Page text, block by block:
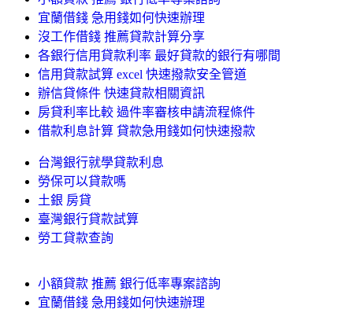
宜蘭借錢 急用錢如何快速辦理
沒工作借錢 推薦貸款計算分享
各銀行信用貸款利率 最好貸款的銀行有哪間
信用貸款試算 excel 快速撥款安全管道
辦信貸條件 快速貸款相關資訊
房貸利率比較 過件率審核申請流程條件
借款利息計算 貸款急用錢如何快速撥款
台灣銀行就學貸款利息
勞保可以貸款嗎
土銀 房貸
臺灣銀行貸款試算
勞工貸款查詢
小額貸款 推薦 銀行低率專案諮詢
宜蘭借錢 急用錢如何快速辦理